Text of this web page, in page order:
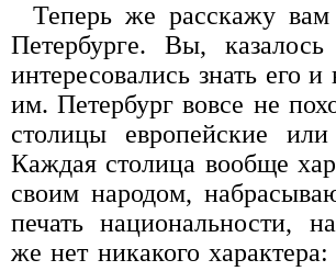
Теперь же расскажу
Петербурге. Вы,
интересовались знать его
им. Петербург вовсе не
столицы европейские
Каждая столица вообще
своим народом,
печать национальности,
же нет никакого